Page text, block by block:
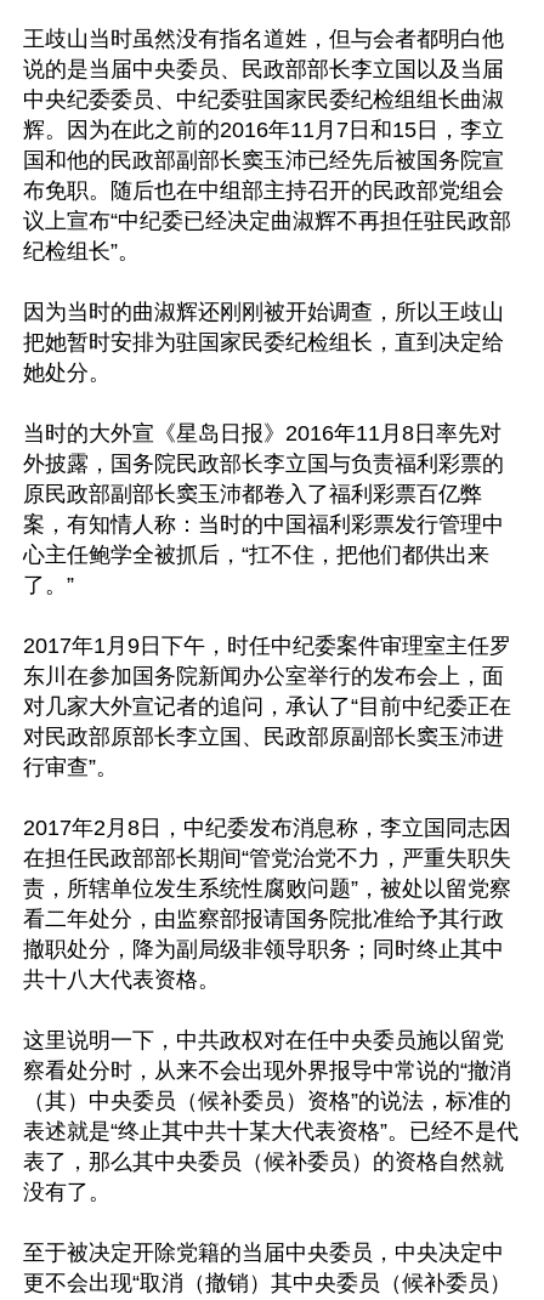
王歧山当时虽然没有指名道姓，但与会者都明白他
说的是当届中央委员、民政部部长李立国以及当届
中央纪委委员、中纪委驻国家民委纪检组组长曲淑
辉。因为在此之前的2016年11月7日和15日，李立
国和他的民政部副部长窦玉沛已经先后被国务院宣
布免职。随后也在中组部主持召开的民政部党组会
议上宣布“中纪委已经决定曲淑辉不再担任驻民政部
纪检组长”。
因为当时的曲淑辉还刚刚被开始调查，所以王歧山
把她暂时安排为驻国家民委纪检组长，直到决定给
她处分。
当时的大外宣《星岛日报》2016年11月8日率先对
外披露，国务院民政部长李立国与负责福利彩票的
原民政部副部长窦玉沛都卷入了福利彩票百亿弊
案，有知情人称：当时的中国福利彩票发行管理中
心主任鲍学全被抓后，“扛不住，把他们都供出来
了。”
2017年1月9日下午，时任中纪委案件审理室主任罗
东川在参加国务院新闻办公室举行的发布会上，面
对几家大外宣记者的追问，承认了“目前中纪委正在
对民政部原部长李立国、民政部原副部长窦玉沛进
行审查”。
2017年2月8日，中纪委发布消息称，李立国同志因
在担任民政部部长期间“管党治党不力，严重失职失
责，所辖单位发生系统性腐败问题”，被处以留党察
看二年处分，由监察部报请国务院批准给予其行政
撤职处分，降为副局级非领导职务；同时终止其中
共十八大代表资格。
这里说明一下，中共政权对在任中央委员施以留党
察看处分时，从来不会出现外界报导中常说的“撤消
（其）中央委员（候补委员）资格”的说法，标准的
表述就是“终止其中共十某大代表资格”。已经不是代
表了，那么其中央委员（候补委员）的资格自然就
没有了。
至于被决定开除党籍的当届中央委员，中央决定中
更不会出现“取消（撤销）其中央委员（候补委员）